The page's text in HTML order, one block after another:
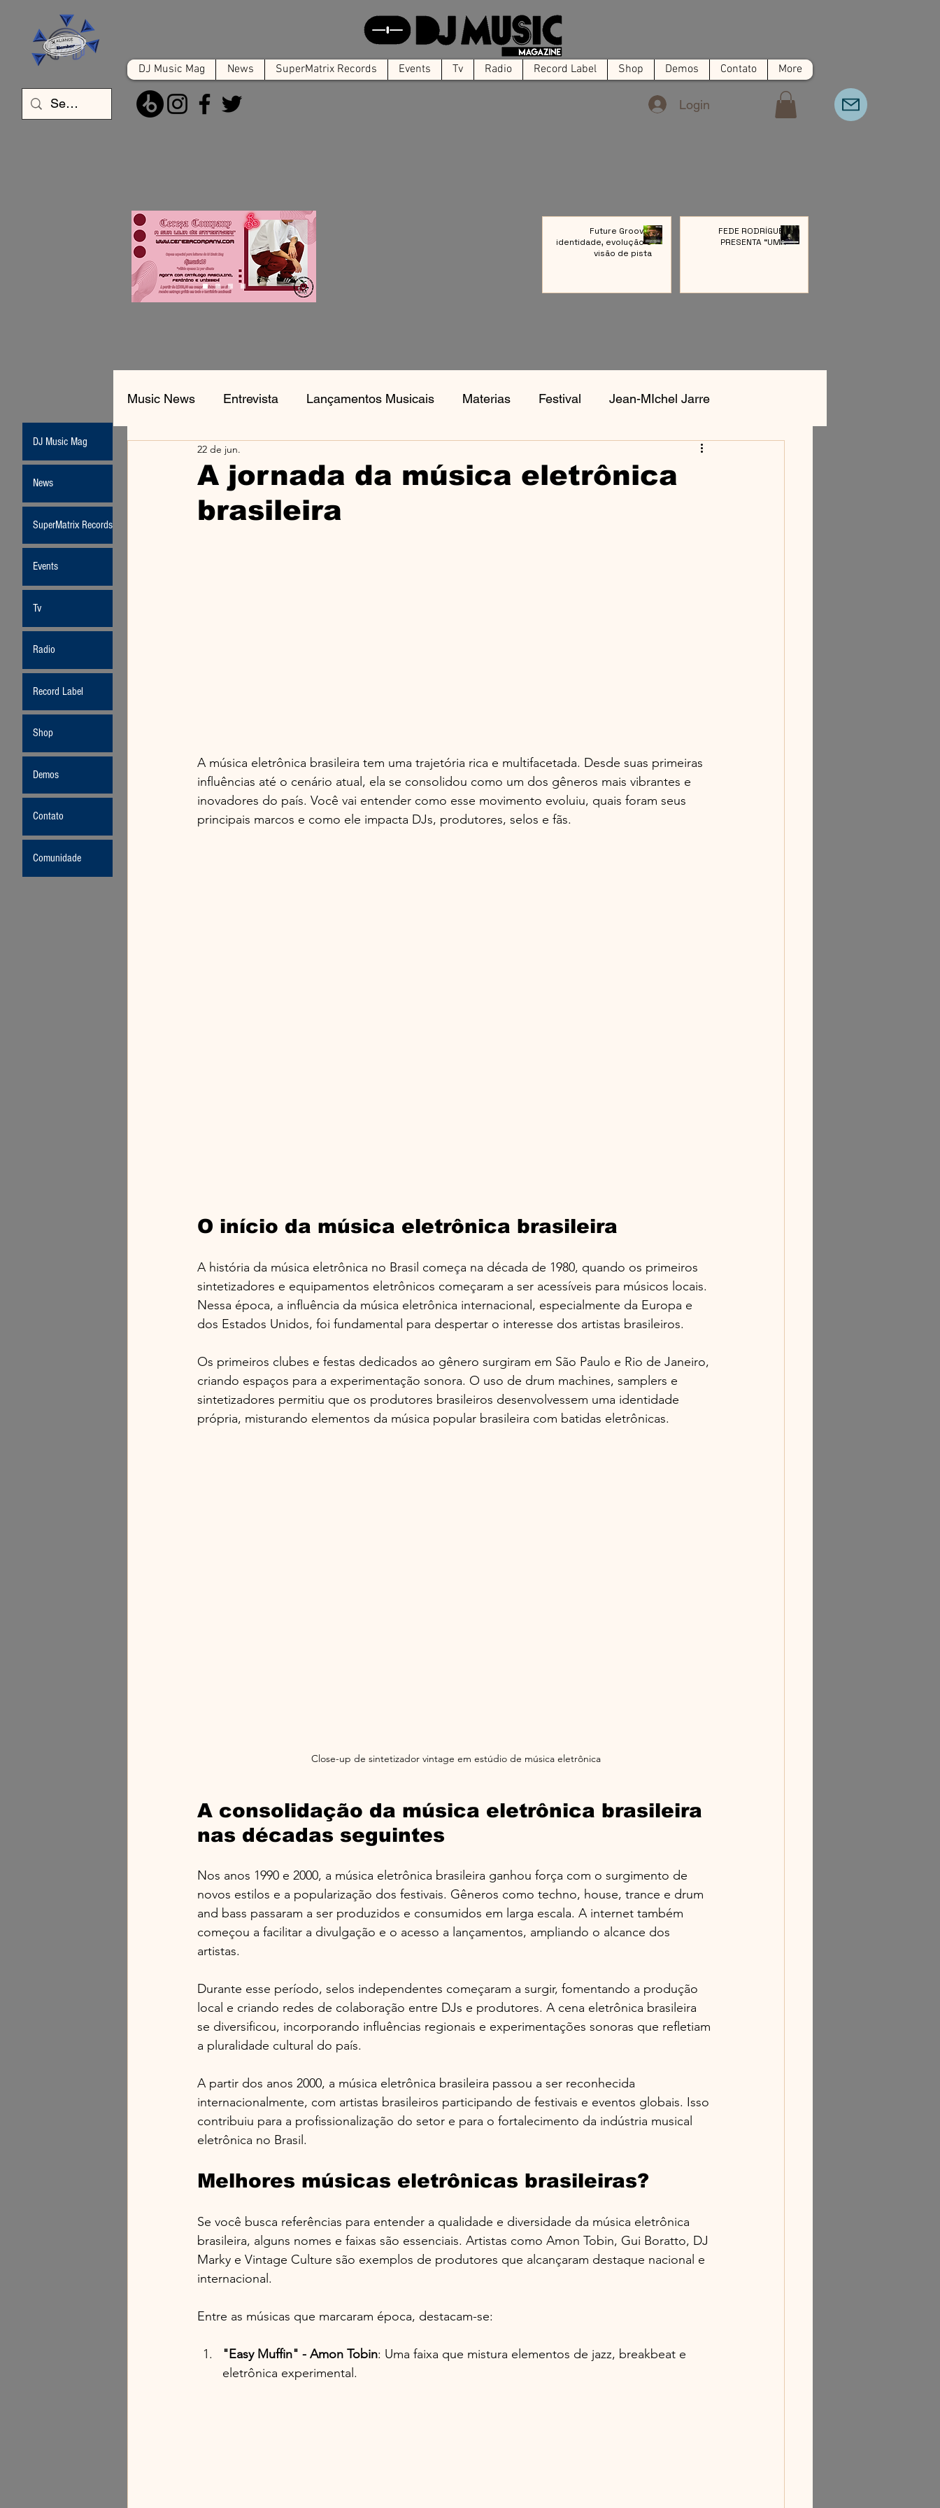
DJ Music Mag News SuperMatrix Records Events Tv Radio Record Label Shop Demos Contato More
Login
Music News Entrevista Lançamentos Musicais Materias Festival Jean-MIchel Jarre
Jean-Michel Jarre Aphex Twin
A jornada da música eletrônica
brasileira
22 de jun.
A música eletrônica brasileira tem uma trajetória rica e multifacetada. Desde suas primeiras
influências até o cenário atual, ela se consolidou como um dos gêneros mais vibrantes e
inovadores do país. Você vai entender como esse movimento evoluiu, quais foram seus
principais marcos e como ele impacta DJs, produtores, selos e fãs.
O início da música eletrônica brasileira
A história da música eletrônica no Brasil começa na década de 1980, quando os primeiros
sintetizadores e equipamentos eletrônicos começaram a ser acessíveis para músicos locais.
Nessa época, a influência da música eletrônica internacional, especialmente da Europa e
dos Estados Unidos, foi fundamental para despertar o interesse dos artistas brasileiros.
Os primeiros clubes e festas dedicados ao gênero surgiram em São Paulo e Rio de Janeiro,
criando espaços para a experimentação sonora. O uso de drum machines, samplers e
sintetizadores permitiu que os produtores brasileiros desenvolvessem uma identidade
própria, misturando elementos da música popular brasileira com batidas eletrônicas.
Close-up de sintetizador vintage em estúdio de música eletrônica
A consolidação da música eletrônica brasileira
nas décadas seguintes
Nos anos 1990 e 2000, a música eletrônica brasileira ganhou força com o surgimento de
novos estilos e a popularização dos festivais. Gêneros como techno, house, trance e drum
and bass passaram a ser produzidos e consumidos em larga escala. A internet também
começou a facilitar a divulgação e o acesso a lançamentos, ampliando o alcance dos
artistas.
Durante esse período, selos independentes começaram a surgir, fomentando a produção
local e criando redes de colaboração entre DJs e produtores. A cena eletrônica brasileira
se diversificou, incorporando influências regionais e experimentações sonoras que refletiam
a pluralidade cultural do país.
A partir dos anos 2000, a música eletrônica brasileira passou a ser reconhecida
internacionalmente, com artistas brasileiros participando de festivais e eventos globais. Isso
contribuiu para a profissionalização do setor e para o fortalecimento da indústria musical
eletrônica no Brasil.
Melhores músicas eletrônicas brasileiras?
Se você busca referências para entender a qualidade e diversidade da música eletrônica
brasileira, alguns nomes e faixas são essenciais. Artistas como Amon Tobin, Gui Boratto, DJ
Marky e Vintage Culture são exemplos de produtores que alcançaram destaque nacional e
internacional.
Entre as músicas que marcaram época, destacam-se:
"Easy Muffin" - Amon Tobin: Uma faixa que mistura elementos de jazz, breakbeat e
eletrônica experimental.
DJ Music Mag
News
SuperMatrix Records
Events
Tv
Radio
Record Label
Shop
Demos
Contato
Comunidade
Future Groove:
identidade, evolução e
visão de pista
FEDE RODRÍGUEZ
PRESENTA “UMA”